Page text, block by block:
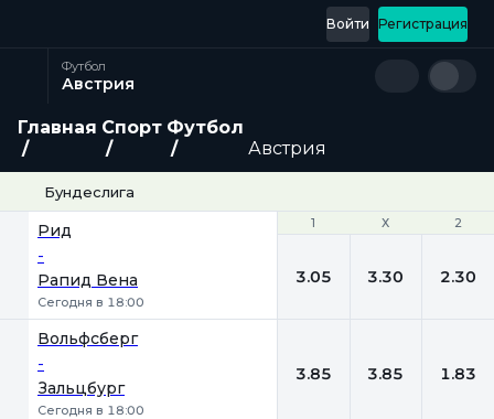
Регистрация
Войти
Футбол
Австрия
Главная Спорт Футбол
Австрия
Бундеслига
1 Х 2
Рид
-
Рапид Вена
Сегодня в 18:00
1 Х 2
3.05 3.30 2.30
Вольфсберг
-
Зальцбург
Сегодня в 18:00
3.85 3.85 1.83